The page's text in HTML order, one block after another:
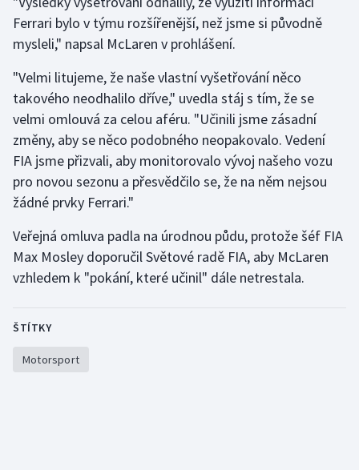
Golf
Gymnastika
Házená
Jezdectví
Judo
Krasobruslení
Lezení
Ferrari bylo v týmu rozšířenější, než jsme si původně
mysleli," napsal McLaren v prohlášení.
"Velmi litujeme, že naše vlastní vyšetřování něco
takového neodhalilo dříve," uvedla stáj s tím, že se
velmi omlouvá za celou aféru. "Učinili jsme zásadní
změny, aby se něco podobného neopakovalo. Vedení
FIA jsme přizvali, aby monitorovalo vývoj našeho vozu
pro novou sezonu a přesvědčilo se, že na něm nejsou
žádné prvky Ferrari."
Veřejná omluva padla na úrodnou půdu, protože šéf FIA
Max Mosley doporučil Světové radě FIA, aby McLaren
vzhledem k "pokání, které učinil" dále netrestala.
ŠTÍTKY
Motorsport